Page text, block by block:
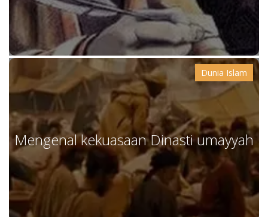
Dunia Islam
Mengenal kekuasaan Dinasti umayyah